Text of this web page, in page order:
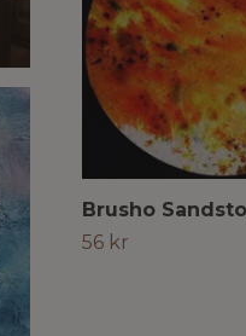
Brusho
56 kr